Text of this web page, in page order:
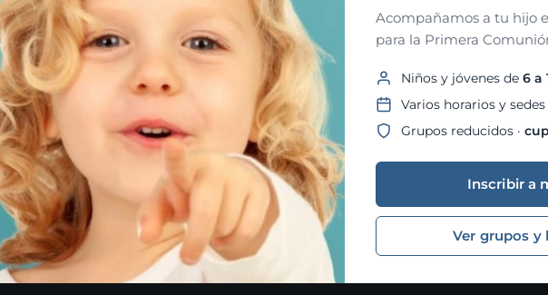
Acompañamos a tu hijo
para la Primera
Niños y jóvenes de 6 a
Varios horarios y sedes
Grupos reducidos ·
Inscribir a
Ver grupos y